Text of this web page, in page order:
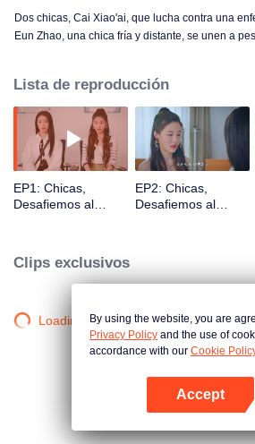
Dos chicas, Cai Xiao'ai, que lucha contra una
Eun Zhao, una chica fría y distante, se unen a
Lista de reproducción
EP1: Chicas,
Desafiemos al
EP2: Chicas,
Desafiemos al
Clips exclusivos
Loading…By using the website, you are
Privacy Policy and the use of
accordance with our Cookie
Accept